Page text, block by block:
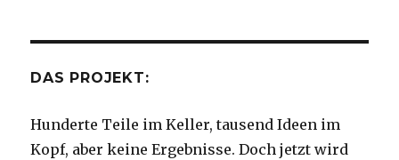
DAS PROJEKT:
Hunderte Teile im Keller, tausend Ideen im
Kopf, aber keine Ergebnisse. Doch jetzt wird